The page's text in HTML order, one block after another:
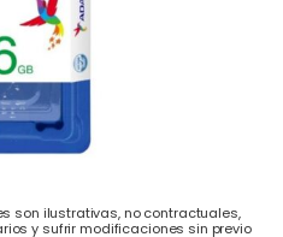
son ilustrativas, no contractuales,
y sufrir modificaciones sin previo